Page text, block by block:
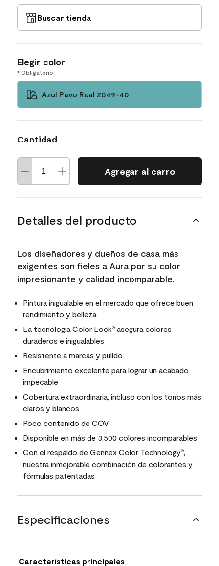
Buscar tienda
Elegir color
* Obligatorio
Azul Pavo Real 2049-40
Cantidad
Agregar al carro
Detalles del producto
Los diseñadores y dueños de casa más
exigentes son fieles a Aura por su color
impresionante y calidad incomparable.
Pintura inigualable en el mercado que ofrece buen
rendimiento y belleza
La tecnología Color Lock® asegura colores
duraderos e inigualables
Resistente a marcas y pulido
Encubrimiento excelente para lograr un acabado
impecable
Cobertura extraordinaria, incluso con los tonos más
claros y blancos
Poco contenido de COV
Disponible en más de 3,500 colores incomparables
Con el respaldo de Gennex Color Technology®,
nuestra inmejorable combinación de colorantes y
fórmulas patentadas
Especificaciones
Características principales